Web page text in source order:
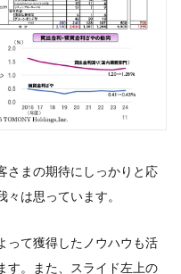
さまの期待にしっかりと応
は思っています。
って獲得したノウハウも活
す。また、スライド左上の